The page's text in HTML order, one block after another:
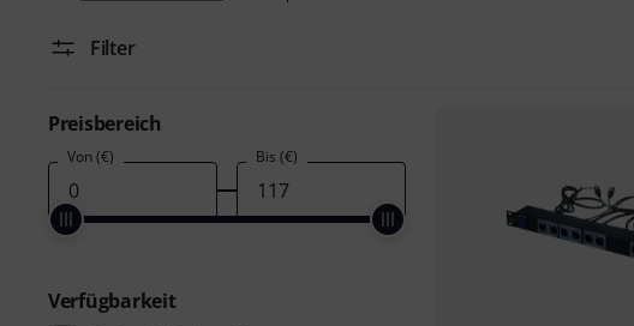
Filter
Preisbereich
Von (€) Bis (€)
Verfügbarkeit